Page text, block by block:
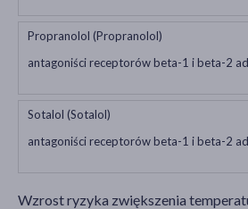
Propranolol (Propranolol)
antagoniści receptorów beta-1 i beta-2
Sotalol (Sotalol)
antagoniści receptorów beta-1 i beta-2
Wzrost ryzyka zwiększenia